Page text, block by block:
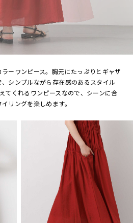
ーワンピース。胸元にたっぷりとギャザ
シンプルながら存在感のあるスタイル
てくれるワンピースなので、シーンに合
リングを楽しめます。